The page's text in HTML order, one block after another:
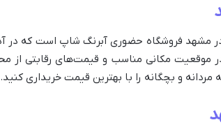
موقعیت مکانی مناسب و قیمت‌های رقابتی از
و بچگانه را با بهترین قیمت خریداری کنید.